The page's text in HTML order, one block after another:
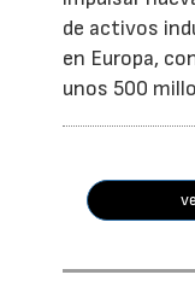
de activos
en Europa,
unos 500